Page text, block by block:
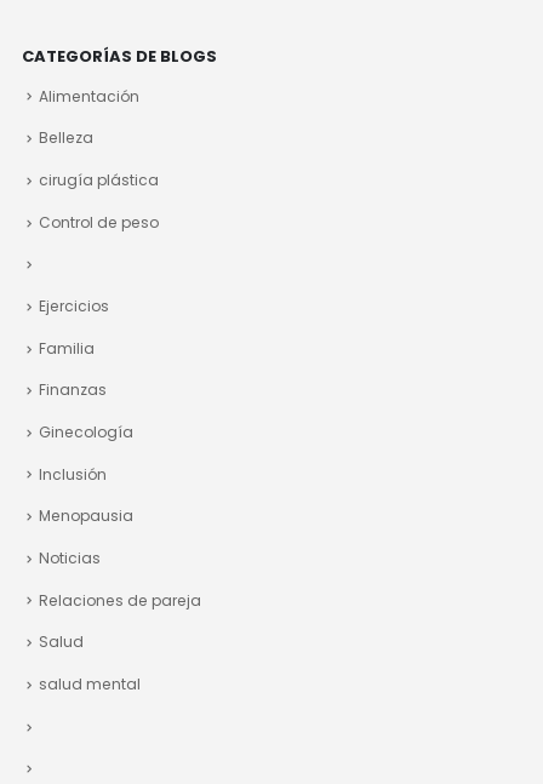
CATEGORÍAS DE BLOGS
Alimentación
Belleza
cirugía plástica
Control de peso
Ejercicios
Familia
Finanzas
Ginecología
Inclusión
Menopausia
Noticias
Relaciones de pareja
Salud
salud mental